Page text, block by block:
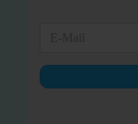
NEWSLETTER-
ANMELDUNG